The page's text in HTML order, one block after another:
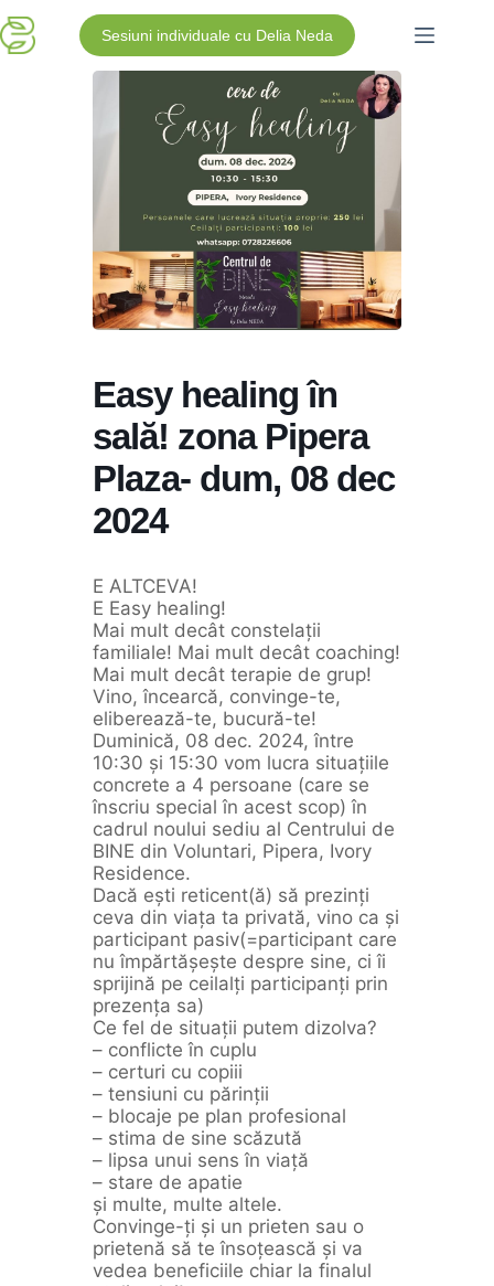
Sesiuni individuale cu Delia Neda
Easy healing în
sală! zona Pipera
Plaza- dum, 08 dec
2024
E ALTCEVA!
E Easy healing!
Mai mult decât constelații
familiale! Mai mult decât coaching!
Mai mult decât terapie de grup!
Vino, încearcă, convinge-te,
eliberează-te, bucură-te!
Duminică, 08 dec. 2024, între
10:30 și 15:30 vom lucra situațiile
concrete a 4 persoane (care se
înscriu special în acest scop) în
cadrul noului sediu al Centrului de
BINE din Voluntari, Pipera, Ivory
Residence.
Dacă ești reticent(ă) să prezinți
ceva din viața ta privată, vino ca și
participant pasiv(=participant care
nu împărtășește despre sine, ci îi
sprijină pe ceilalți participanți prin
prezența sa)
Ce fel de situații putem dizolva?
– conflicte în cuplu
– certuri cu copiii
– tensiuni cu părinții
– blocaje pe plan profesional
– stima de sine scăzută
– lipsa unui sens în viață
– stare de apatie
și multe, multe altele.
Convinge-ți și un prieten sau o
prietenă să te însoțească și va
vedea beneficiile chiar la finalul